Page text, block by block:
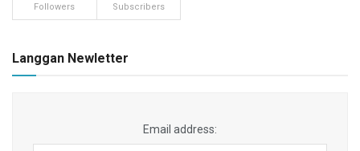
Followers Subscribers
Langgan Newletter
Email address: